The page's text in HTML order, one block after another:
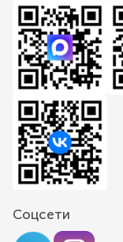
Соцсети